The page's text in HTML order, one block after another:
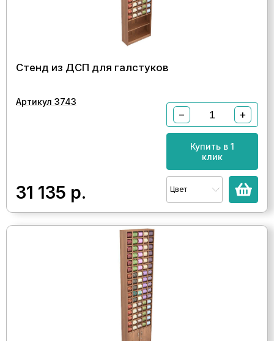
Стенд из ДСП для галстуков
Артикул 3743
31 135 р.
− +
Купить в 1
клик
Цвет